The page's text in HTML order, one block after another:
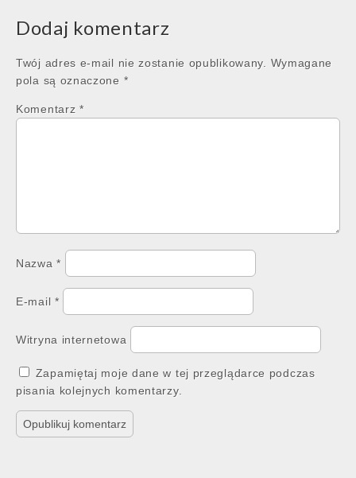
Dodaj komentarz
Twój adres e-mail nie zostanie opublikowany.
Wymagane
pola są oznaczone *
Komentarz *
Nazwa*
E-mail *
Witryna internetowa
Zapamiętaj moje dane w tej przeglądarce podczas
pisania kolejnych komentarzy.